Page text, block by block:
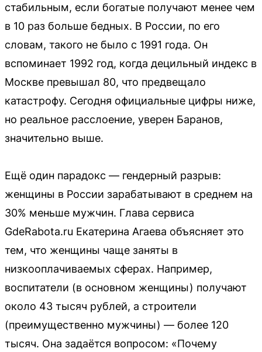
стабильным, если богатые получают менее чем
в 10 раз больше бедных. В России, по его
словам, такого не было с 1991 года. Он
вспоминает 1992 год, когда децильный индекс в
Москве превышал 80, что предвещало
катастрофу. Сегодня официальные цифры ниже,
но реальное расслоение, уверен Баранов,
значительно выше.
Ещё один парадокс — гендерный разрыв:
женщины в России зарабатывают в среднем на
30% меньше мужчин. Глава сервиса
GdeRabota.ru Екатерина Агаева объясняет это
тем, что женщины чаще заняты в
низкооплачиваемых сферах. Например,
воспитатели (в основном женщины) получают
около 43 тысяч рублей, а строители
(преимущественно мужчины) — более 120
тысяч. Она задаётся вопросом: «Почему